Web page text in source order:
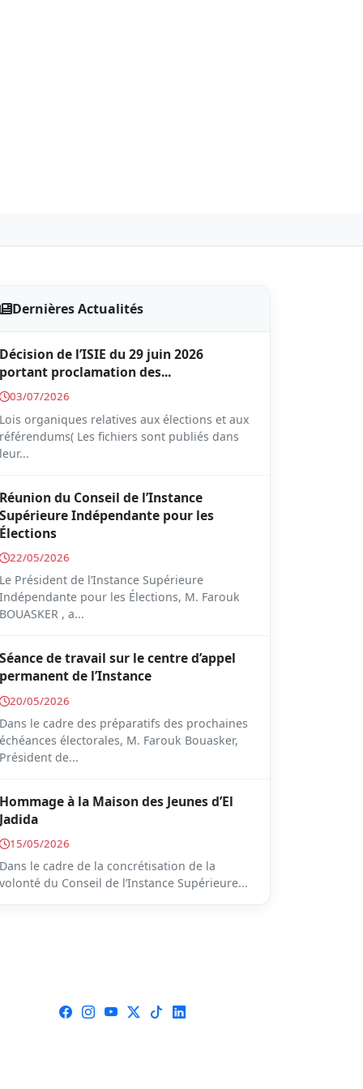
Dernières Actualités
Décision de l’ISIE du 29 juin 2026
portant proclamation des...
03/07/2026
Lois organiques relatives aux élections et aux
référendums( Les fichiers sont publiés dans
leur...
Réunion du Conseil de l’Instance
Supérieure Indépendante pour les
Élections
22/05/2026
Le Président de l’Instance Supérieure
Indépendante pour les Élections, M. Farouk
BOUASKER , a...
Séance de travail sur le centre d’appel
permanent de l’Instance
20/05/2026
Dans le cadre des préparatifs des prochaines
échéances électorales, M. Farouk Bouasker,
Président de...
Hommage à la Maison des Jeunes d’El
Jadida
15/05/2026
Dans le cadre de la concrétisation de la
volonté du Conseil de l’Instance Supérieure...